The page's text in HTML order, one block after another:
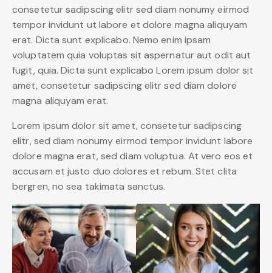
consetetur sadipscing elitr sed diam nonumy eirmod
tempor invidunt ut labore et dolore magna aliquyam
erat. Dicta sunt explicabo. Nemo enim ipsam
voluptatem quia voluptas sit aspernatur aut odit aut
fugit, quia. Dicta sunt explicabo Lorem ipsum dolor sit
amet, consetetur sadipscing elitr sed diam dolore
magna aliquyam erat.
Lorem ipsum dolor sit amet, consetetur sadipscing
elitr, sed diam nonumy eirmod tempor invidunt labore
dolore magna erat, sed diam voluptua. At vero eos et
accusam et justo duo dolores et rebum. Stet clita
bergren, no sea takimata sanctus.